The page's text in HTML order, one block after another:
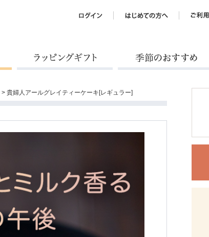
> 貴婦人アールグレイティーケーキ[レギュラー]